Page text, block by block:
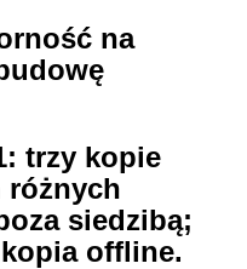
na
trzy kopie
różnych
siedzibą;
offline.